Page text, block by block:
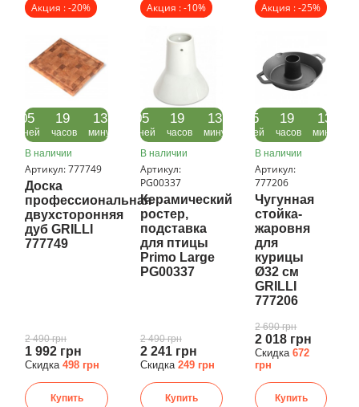
Акция : -20%
05
дней
19
часов
13
минут
В наличии
Артикул: 777749
Доска
профессиональная
двухсторонняя
дуб GRILLI
777749
2 490 грн
1 992 грн
Скидка498 грн
Купить
Акция : -10%
05
дней
19
часов
13
минут
В наличии
Артикул:
PG00337
Керамический
ростер,
подставка
для птицы
Primo Large
PG00337
2 490 грн
2 241 грн
Скидка 249 грн
Купить
Акция : -25%
05
дней
19
часов
13
минут
В наличии
Артикул:
777206
Чугунная
стойка-
жаровня
для
курицы
Ø32 см
GRILLI
777206
2 690 грн
2 018 грн
Скидка672
грн
Купить